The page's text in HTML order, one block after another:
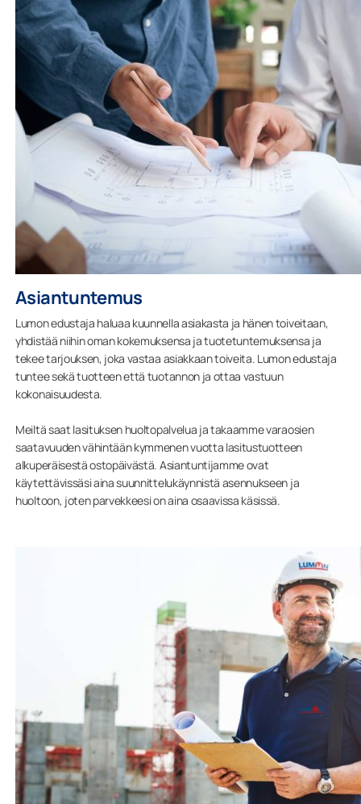
Asiantuntemus
Lumon edustaja haluaa kuunnella asiakasta ja hänen toiveitaan,
yhdistää niihin oman kokemuksensa ja tuotetuntemuksensa ja
tekee tarjouksen, joka vastaa asiakkaan toiveita. Lumon edustaja
tuntee sekä tuotteen että tuotannon ja ottaa vastuun
kokonaisuudesta.
Meiltä saat lasituksen huoltopalvelua ja takaamme varaosien
saatavuuden vähintään kymmenen vuotta lasitustuotteen
alkuperäisestä ostopäivästä. Asiantuntijamme ovat
käytettävissäsi aina suunnittelukäynnistä asennukseen ja
huoltoon, joten parvekkeesi on aina osaavissa käsissä.